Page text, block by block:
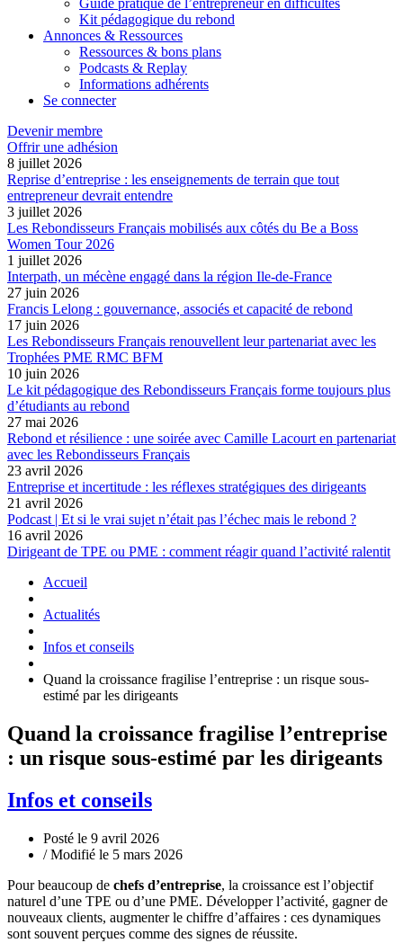
Guide pratique de l’entrepreneur en difficultés
Kit pédagogique du rebond
Annonces & Ressources
Ressources & bons plans
Podcasts & Replay
Informations adhérents
Se connecter
Devenir membre
Offrir une adhésion
8 juillet 2026
Reprise d’entreprise : les enseignements de terrain que tout
entrepreneur devrait entendre
3 juillet 2026
Les Rebondisseurs Français mobilisés aux côtés du Be a Boss
Women Tour 2026
1 juillet 2026
Interpath, un mécène engagé dans la région Ile-de-France
27 juin 2026
Francis Lelong : gouvernance, associés et capacité de rebond
17 juin 2026
Les Rebondisseurs Français renouvellent leur partenariat avec les
Trophées PME RMC BFM
10 juin 2026
Le kit pédagogique des Rebondisseurs Français forme toujours plus
d’étudiants au rebond
27 mai 2026
Rebond et résilience : une soirée avec Camille Lacourt en partenariat
avec les Rebondisseurs Français
23 avril 2026
Entreprise et incertitude : les réflexes stratégiques des dirigeants
21 avril 2026
Podcast | Et si le vrai sujet n’était pas l’échec mais le rebond ?
16 avril 2026
Dirigeant de TPE ou PME : comment réagir quand l’activité ralentit
Accueil
Actualités
Infos et conseils
Quand la croissance fragilise l’entreprise : un risque sous-
estimé par les dirigeants
Quand la croissance fragilise l’entreprise
: un risque sous-estimé par les dirigeants
Infos et conseils
Posté le 9 avril 2026
/ Modifié le 5 mars 2026
Pour beaucoup de chefs d’entreprise, la croissance est l’objectif
naturel d’une TPE ou d’une PME. Développer l’activité, gagner de
nouveaux clients, augmenter le chiffre d’affaires : ces dynamiques
sont souvent perçues comme des signes de réussite.